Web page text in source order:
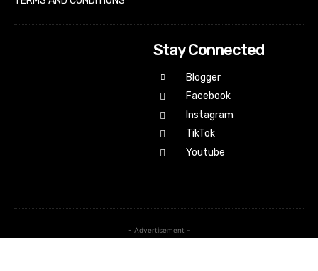
Stay Connected
Blogger
Facebook
Instagram
TikTok
Youtube
- Advertisement -